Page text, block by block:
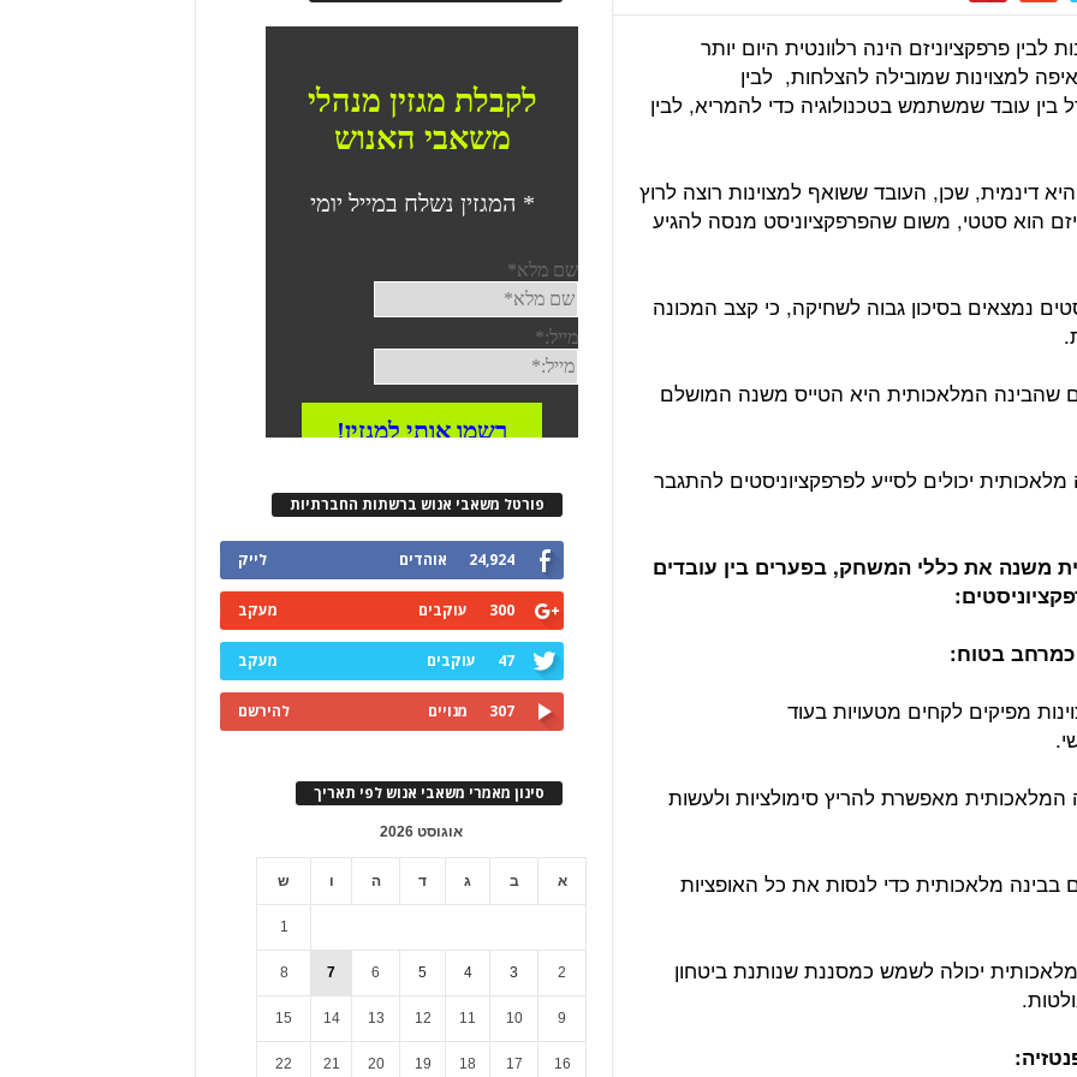
פרפקציוניזם הינה רלוונטית היום יותר
הגבול בין שאיפה למצוינות שמובילה להצלחות, לבין
עובד שמשתמש בטכנולוגיה כדי להמריא, לבין
דינמית, שכן, העובד ששואף למצוינות רוצה לרוץ
הוא סטטי, משום שהפרפקציוניסט מנסה להגיע
נמצאים בסיכון גבוה לשחיקה, כי קצב המכונה
שהבינה המלאכותית היא הטייס משנה המושלם
יכולים לסייע לפרפקציוניסטים להתגבר
משנה את כללי המשחק, בפערים בין עובדים
מפיקים לקחים מטעויות בעוד
מאפשרת להריץ סימולציות ולעשות
מלאכותית כדי לנסות את כל האופציות
יכולה לשמש כמסננת שנותנת ביטחון
פורטל משאבי אנוש ברשתות החברתיות
24,924 אוהדים לייק
300 עוקבים מעקב
47 עוקבים מעקב
307 מנויים להירשם
סינון מאמרי משאבי אנוש לפי תאריך
אוגוסט 2026
א ב ג ד ה ו ש
1
2
3
4
5
6
7
8
9
10
11
12
13
14
15
16
17
18
19
20
21
22